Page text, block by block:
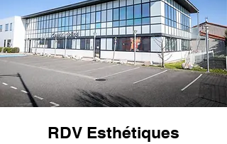
RDV Esthétiques